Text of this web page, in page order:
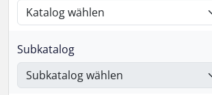
Subkatalog